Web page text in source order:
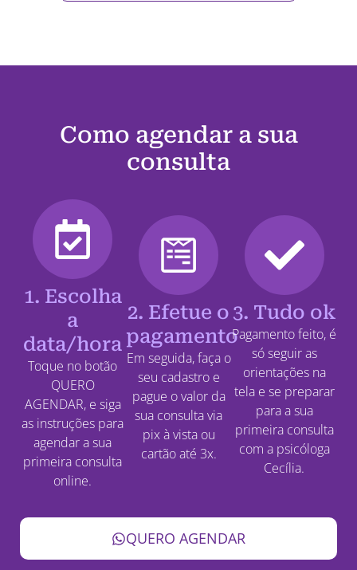
Como agendar a sua
consulta
1. Escolha
a
data/hora
Toque no botão
QUERO
AGENDAR, e siga
as instruções para
agendar a sua
primeira consulta
online.
2. Efetue o
pagamento
Em seguida, faça o
seu cadastro e
pague o valor da
sua consulta via
pix à vista ou
cartão até 3x.
3. Tudo ok
Pagamento feito, é
só seguir as
orientações na
tela e se preparar
para a sua
primeira consulta
com a psicóloga
Cecília.
QUERO AGENDAR